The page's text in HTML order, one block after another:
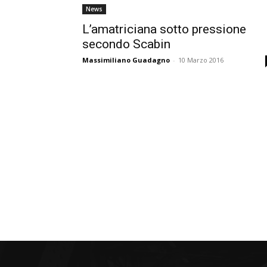
News
L’amatriciana sotto pressione
secondo Scabin
Massimiliano Guadagno - 10 Marzo 2016